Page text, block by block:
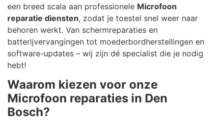
een breed scala aan professionele Microfoon
reparatie diensten, zodat je toestel snel weer naar
behoren werkt. Van schermreparaties en
batterijvervangingen tot moederbordherstellingen en
software-updates – wij zijn dé specialist die je nodig
hebt!
Waarom kiezen voor onze
Microfoon reparaties in Den
Bosch?